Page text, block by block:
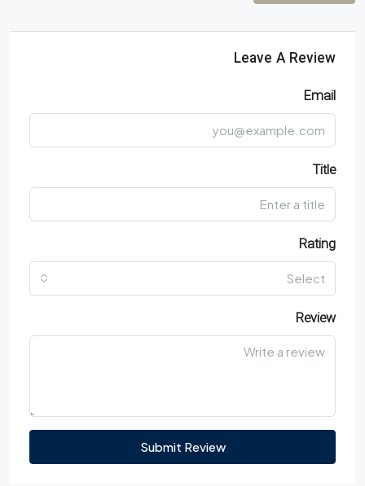
Leave A Review
Email
Title
Rating
Select
Review
Submit Review